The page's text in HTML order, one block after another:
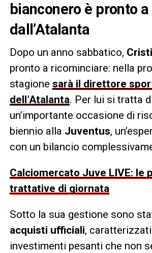
bianconero è pronto
dall’Atalanta
Dopo un anno sabbatico,
pronto a ricominciare: nella
stagione sarà il direttore
dell’Atalanta. Per lui si tratta
un’importante occasione di
biennio alla Juventus,
con un bilancio
Calciomercato Juve LIVE: le
trattative di giornata
Sotto la sua gestione sono
acquisti ufficiali,
investimenti pesanti che non